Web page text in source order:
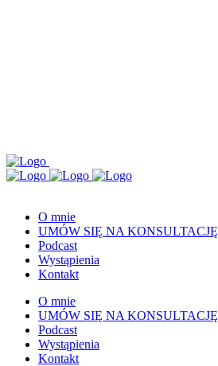
O mnie
UMÓW SIĘ NA KONSULTACJĘ
Podcast
Wystąpienia
Kontakt
O mnie
UMÓW SIĘ NA KONSULTACJĘ
Podcast
Wystąpienia
Kontakt